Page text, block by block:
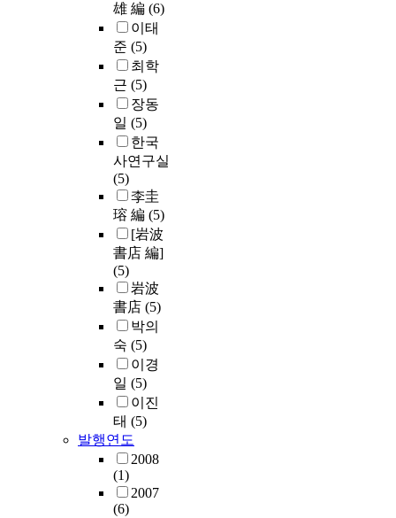
雄 編 (6)
이태
준 (5)
최학
근 (5)
장동
일 (5)
한국
사연구실
(5)
李圭
瑢 編 (5)
[岩波
書店 編]
(5)
岩波
書店 (5)
박의
숙 (5)
이경
일 (5)
이진
태 (5)
발행연도
2008
(1)
2007
(6)